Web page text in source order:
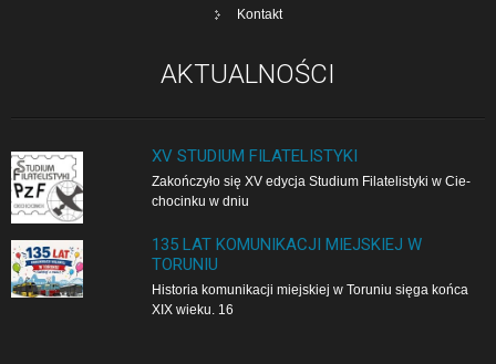
Kontakt
AKTUALNOŚCI
XV STUDIUM FILATELISTYKI
Zakończyło się XV edycja Studium Filatelistyki w Cie­
cho­cin­ku w dniu
135 LAT KOMUNIKACJI MIEJSKIEJ W
TORUNIU
Historia komunikacji miejskiej w Toruniu sięga końca
XIX wieku. 16